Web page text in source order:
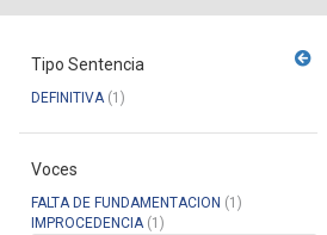
Sumarios del STJ
Manual del Usuario
Tipo Sentencia
DEFINITIVA(1)
Voces
FALTA DE FUNDAMENTACION (1)
IMPROCEDENCIA(1)